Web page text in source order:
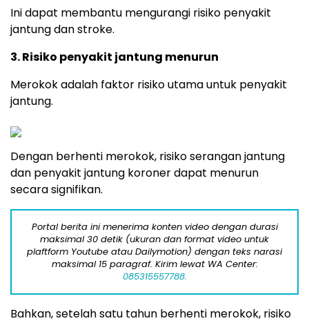
Ini dapat membantu mengurangi risiko penyakit
jantung dan stroke.
3. Risiko penyakit jantung menurun
Merokok adalah faktor risiko utama untuk penyakit
jantung.
Dengan berhenti merokok, risiko serangan jantung
dan penyakit jantung koroner dapat menurun
secara signifikan.
Portal berita ini menerima konten video dengan durasi
maksimal 30 detik (ukuran dan format video untuk
plaftform Youtube atau Dailymotion) dengan teks narasi
maksimal 15 paragraf. Kirim lewat WA Center:
085315557788.
Bahkan, setelah satu tahun berhenti merokok, risiko